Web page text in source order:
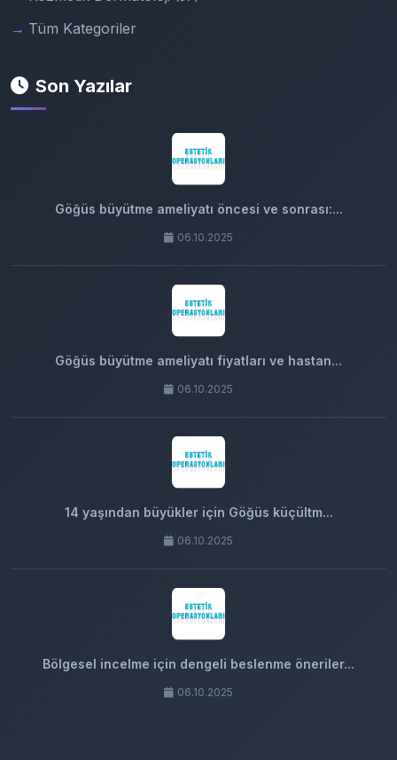
Tüm Kategoriler
Son Yazılar
Göğüs büyütme ameliyatı öncesi ve sonrası:...
06.10.2025
Göğüs büyütme ameliyatı fiyatları ve hastan...
06.10.2025
14 yaşından büyükler için Göğüs küçültm...
06.10.2025
Bölgesel incelme için dengeli beslenme öneriler...
06.10.2025